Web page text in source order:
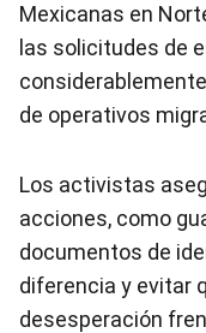
Mexicanas en
las solicitudes de
de operativos
Los activistas
acciones, como
documentos de
diferencia y evitar
desesperación